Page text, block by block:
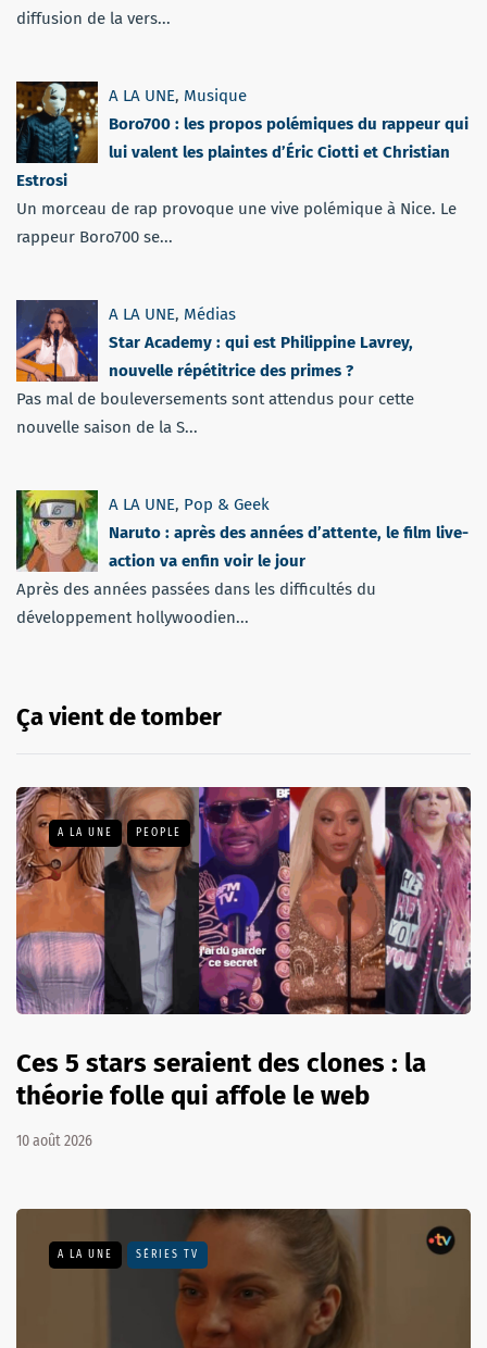
diffusion de la vers...
A LA UNE, Musique
Boro700 : les propos polémiques du rappeur qui
lui valent les plaintes d’Éric Ciotti et Christian
Estrosi
Un morceau de rap provoque une vive polémique à Nice. Le
rappeur Boro700 se...
A LA UNE, Médias
Star Academy : qui est Philippine Lavrey,
nouvelle répétitrice des primes ?
Pas mal de bouleversements sont attendus pour cette
nouvelle saison de la S...
A LA UNE, Pop & Geek
Naruto : après des années d’attente, le film live-
action va enfin voir le jour
Après des années passées dans les difficultés du
développement hollywoodien...
Ça vient de tomber
A LA UNE PEOPLE
Ces 5 stars seraient des clones : la
théorie folle qui affole le web
10 août 2026
A LA UNE SÉRIES TV